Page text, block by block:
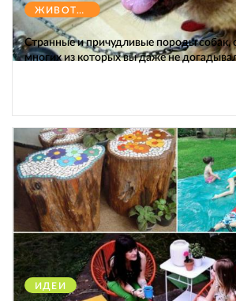
ЖИВОТНЫЕ
Странные и причудливые породы собак,
многих из которых вы даже не
ИДЕИ